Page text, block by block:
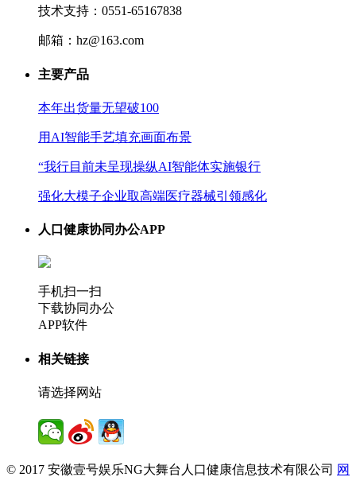
技术支持：0551-65167838
邮箱：hz@163.com
主要产品
本年出货量无望破100
用AI智能手艺填充画面布景
“我行目前未呈现操纵AI智能体实施银行
强化大模子企业取高端医疗器械引领感化
人口健康协同办公APP
手机扫一扫
下载协同办公
APP软件
相关链接
请选择网站
© 2017 安徽壹号娱乐NG大舞台人口健康信息技术有限公司 网